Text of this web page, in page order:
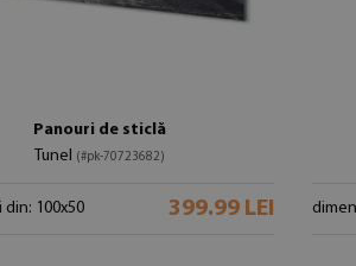
Panouri de sticlă
Tunel (#pk-70723682)
din: 100x50 399.99 LEI